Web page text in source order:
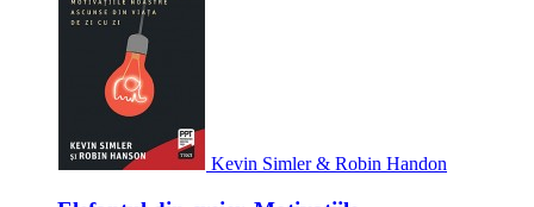
Kevin Simler & Robin Handon